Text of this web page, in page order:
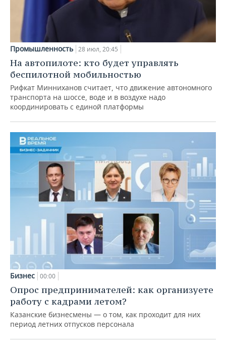
Промышленность 28 июл, 20:45
На автопилоте: кто будет управлять
беспилотной мобильностью
Рифкат Минниханов считает, что движение автономного
транспорта на шоссе, воде и в воздухе надо
координировать с единой платформы
Бизнес 00:00
Опрос предпринимателей: как организуете
работу с кадрами летом?
Казанские бизнесмены — о том, как проходит для них
период летних отпусков персонала